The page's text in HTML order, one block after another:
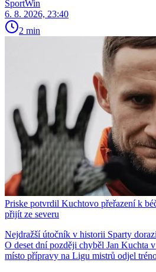
SportWin
6. 8. 2026, 23:40
2 min
Priske potvrdil Kuchtovo přeřazení k
přijít ze severu
Nejdražší útočník v historii Sparty
O deset dní později chyběl Jan Kuchta
místo přípravy na Ligu mistrů odjel